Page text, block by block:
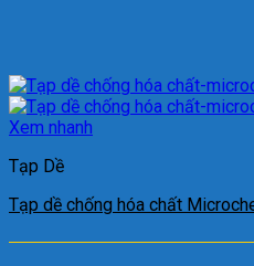
Xem nhanh
Tạp Dề
Tạp dề chống hóa chất